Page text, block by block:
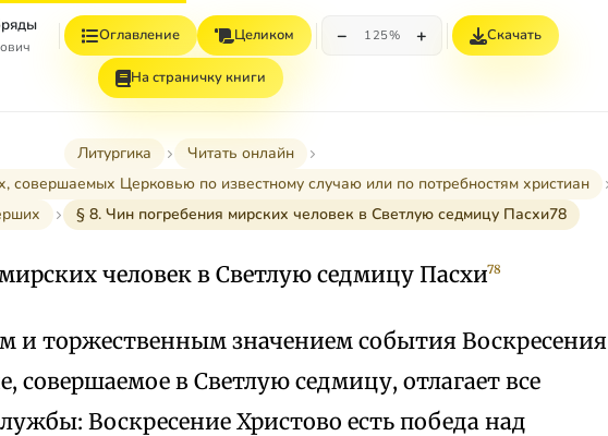
Оглавление Целиком − 125% + Скачать
На страничку книги
Литургика
Читать онлайн
совершаемых Церковью по известному случаю или по потребностям христиан
§ 8. Чин погребения мирских человек в Светлую седмицу Пасхи78
человек в Светлую седмицу Пасхи78
и торжественным значением события Воскресения
совершаемое в Светлую седмицу, отлагает все
Воскресение Христово есть победа над